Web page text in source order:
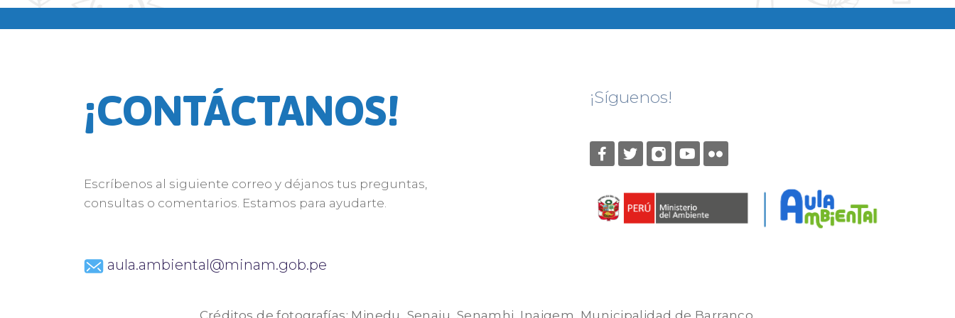
¡CONTÁCTANOS!
Escríbenos al siguiente correo y déjanos tus preguntas,
consultas o comentarios. Estamos para ayudarte.
aula.ambiental@minam.gob.pe
¡Síguenos!